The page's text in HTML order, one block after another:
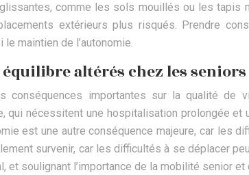
comme les sols mouillés ou les tapis
extérieurs plus risqués. Prendre
maintien de l’autonomie.
équilibre altérés chez les seniors
importantes sur la qualité de
qui nécessitent une hospitalisation prolongée
est une autre conséquence majeure, car
survenir, car les difficultés à se déplacer
soulignant l’importance de la mobilité senior